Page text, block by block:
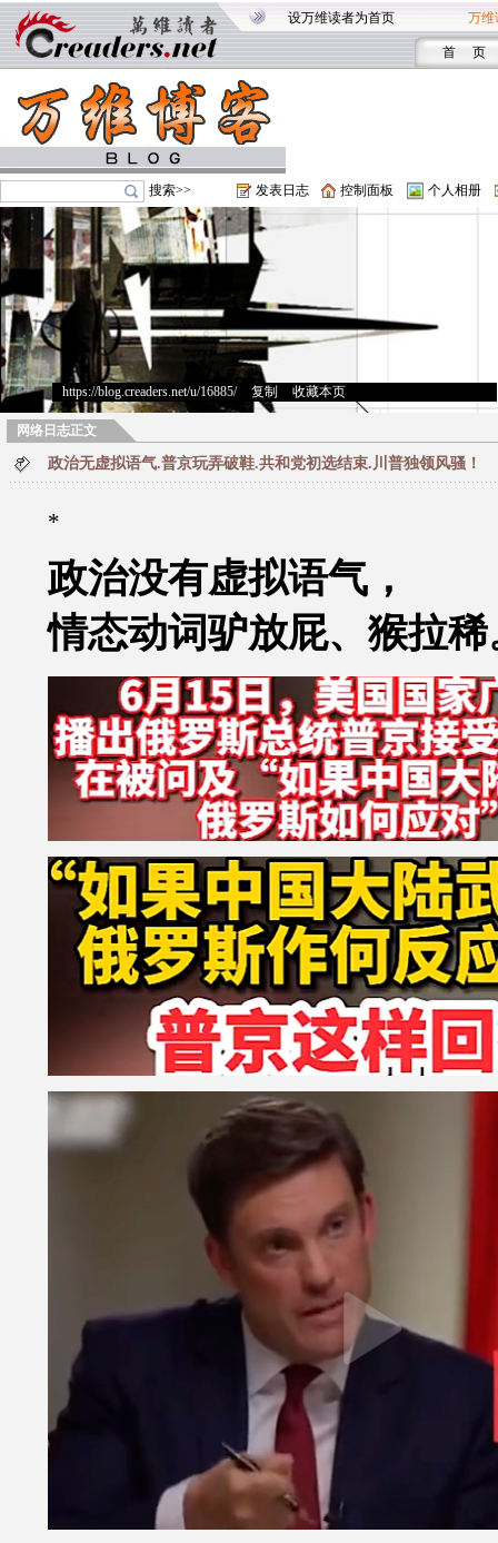
设万维读者为首页 万维
首 页
搜索>> 发表日志 控制面板 个人相册
https://blog.creaders.net/u/16885/> 复制 收藏本页
网络日志正文
政治无虚拟语气.普京玩弄破鞋.共和党初选结束.川普独领风骚！
*
政治没有虚拟语气，
情态动词驴放屁、猴拉稀